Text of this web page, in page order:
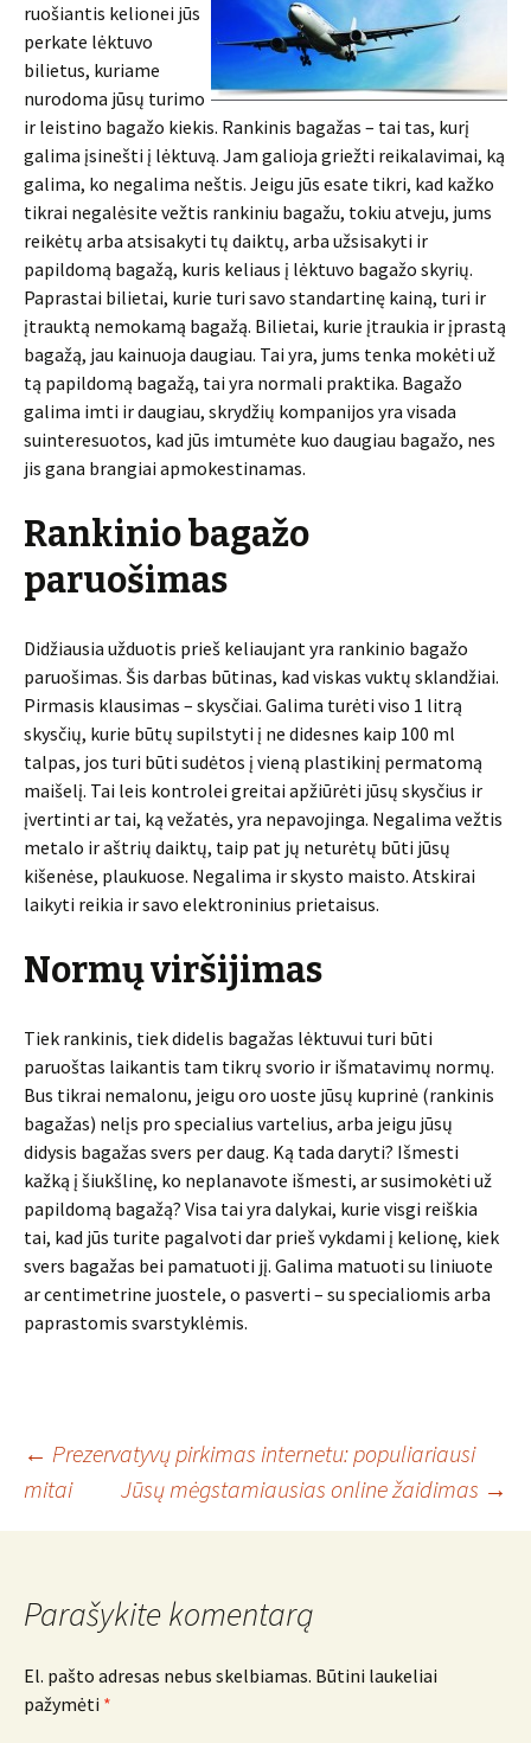
ruošiantis kelionei jūs
perkate lėktuvo
bilietus, kuriame
nurodoma jūsų turimo
ir leistino bagažo kiekis. Rankinis bagažas – tai tas, kurį
galima įsinešti į lėktuvą. Jam galioja griežti reikalavimai, ką
galima, ko negalima neštis. Jeigu jūs esate tikri, kad kažko
tikrai negalėsite vežtis rankiniu bagažu, tokiu atveju, jums
reikėtų arba atsisakyti tų daiktų, arba užsisakyti ir
papildomą bagažą, kuris keliaus į lėktuvo bagažo skyrių.
Paprastai bilietai, kurie turi savo standartinę kainą, turi ir
įtrauktą nemokamą bagažą. Bilietai, kurie įtraukia ir įprastą
bagažą, jau kainuoja daugiau. Tai yra, jums tenka mokėti už
tą papildomą bagažą, tai yra normali praktika. Bagažo
galima imti ir daugiau, skrydžių kompanijos yra visada
suinteresuotos, kad jūs imtumėte kuo daugiau bagažo, nes
jis gana brangiai apmokestinamas.
Rankinio bagažo
paruošimas
Didžiausia užduotis prieš keliaujant yra rankinio bagažo
paruošimas. Šis darbas būtinas, kad viskas vuktų sklandžiai.
Pirmasis klausimas – skysčiai. Galima turėti viso 1 litrą
skysčių, kurie būtų supilstyti į ne didesnes kaip 100 ml
talpas, jos turi būti sudėtos į vieną plastikinį permatomą
maišelį. Tai leis kontrolei greitai apžiūrėti jūsų skysčius ir
įvertinti ar tai, ką vežatės, yra nepavojinga. Negalima vežtis
metalo ir aštrių daiktų, taip pat jų neturėtų būti jūsų
kišenėse, plaukuose. Negalima ir skysto maisto. Atskirai
laikyti reikia ir savo elektroninius prietaisus.
Normų viršijimas
Tiek rankinis, tiek didelis bagažas lėktuvui turi būti
paruoštas laikantis tam tikrų svorio ir išmatavimų normų.
Bus tikrai nemalonu, jeigu oro uoste jūsų kuprinė (rankinis
bagažas) nelįs pro specialius vartelius, arba jeigu jūsų
didysis bagažas svers per daug. Ką tada daryti? Išmesti
kažką į šiukšlinę, ko neplanavote išmesti, ar susimokėti už
papildomą bagažą? Visa tai yra dalykai, kurie visgi reiškia
tai, kad jūs turite pagalvoti dar prieš vykdami į kelionę, kiek
svers bagažas bei pamatuoti jį. Galima matuoti su liniuote
ar centimetrine juostele, o pasverti – su specialiomis arba
paprastomis svarstyklėmis.
Įrašo
navigacija
← Prezervatyvų pirkimas internetu: populiariausi
mitai
Jūsų mėgstamiausias online žaidimas →
Parašykite komentarą
El. pašto adresas nebus skelbiamas. Būtini laukeliai
pažymėti *